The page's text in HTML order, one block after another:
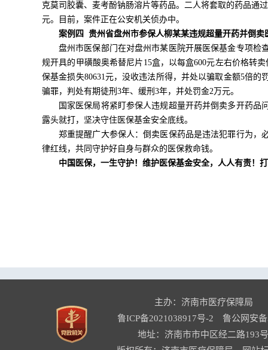
克莫司胶囊、麦考酚钠肠溶片等药品。二人将套取的药品通
元。目前，案件正在公安机关侦办中。
案例四 贵州省盘州市参保人柳某某违规超量开药并倒卖
盘州市医保部门在对盘州市某医院开展医保基金专项检
规开具的甲磺酸奥希替尼片15盒，以每盒600元左右价格转
保基金损失80631元，没收违法所得，并处以骗取金额5倍
骗罪，判处有期徒刑3年、缓刑3年，并处罚金2万元。
国家医保局将紧盯参保人违规超量开药并倒卖多开药
露头就打，坚决守住医保基金安全底线。
郑重提醒广大参保人：倒卖医保药品是违法犯罪行为，
律红线，共同守护好自身与群众的医保救命钱。
中国医保，一生守护！维护医保基金安全，人人有责！
主办：济南市医疗保障局
鲁ICP备2021038917号-2
鲁公网安
地址：济南市市中区经二路193